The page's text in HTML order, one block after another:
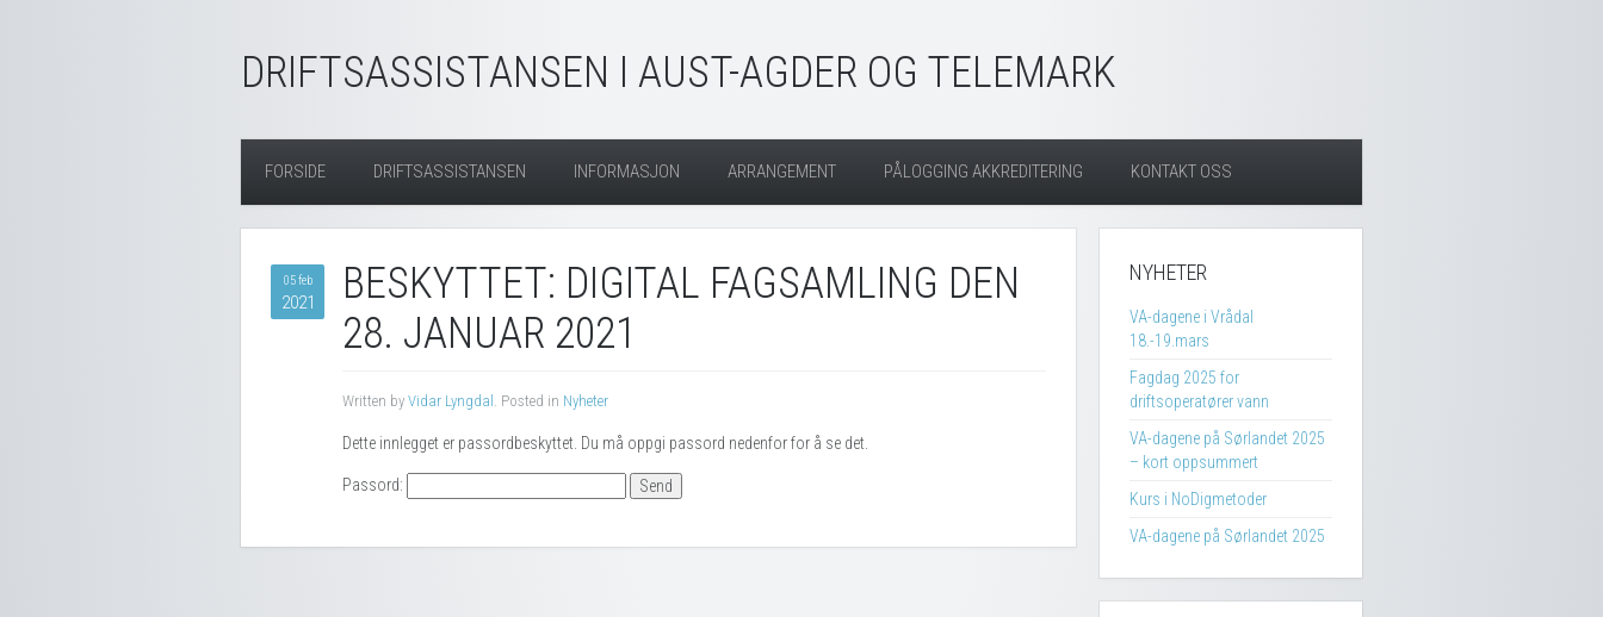
DRIFTSASSISTANSEN I AUST-AGDER OG TELEMARK
FORSIDE DRIFTSASSISTANSEN INFORMASJON ARRANGEMENT PÅLOGGING AKKREDITERING KONTAKT OSS
05 feb
2021
BESKYTTET: DIGITAL FAGSAMLING DEN
28. JANUAR 2021
Written by Vidar Lyngdal . Posted in Nyheter
Dette innlegget er passordbeskyttet. Du må oppgi passord nedenfor for å se det.
Passord:
NYHETER
VA-dagene i Vrådal
18.-19.mars
Fagdag 2025 for
driftsoperatører vann
VA-dagene på Sørlandet 2025
– kort oppsummert
Kurs i NoDigmetoder
VA-dagene på Sørlandet 2025